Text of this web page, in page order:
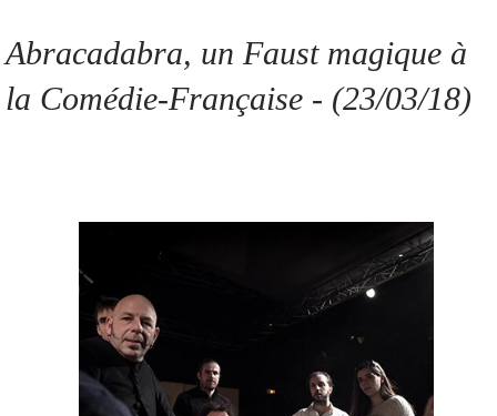
Se connecter
Abracadabra, un Faust magique à
la Comédie-Française - (23/03/18)